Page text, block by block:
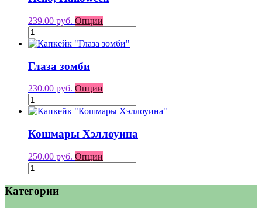
239.00 руб. Опции
Глаза зомби
230.00 руб. Опции
Кошмары Хэллоуина
250.00 руб. Опции
Категории